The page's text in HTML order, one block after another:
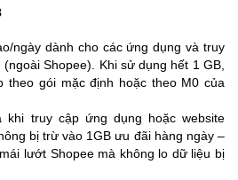
ngày dành cho các ứng dụng và truy
Shopee). Khi sử dụng hết 1 GB,
theo gói mặc định hoặc theo M0 của
khi truy cập ứng dụng hoặc website
bị trừ vào 1GB ưu đãi hàng ngày –
lướt Shopee mà không lo dữ liệu bị